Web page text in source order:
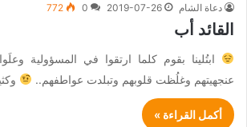
دعاة الشام 2019-07-26
0
772
القائد أب
ابتُلينا بقوم كلما ارتقوا في المسؤولية
عنجهيتهم وغلُظت قلوبهم وتبلدت عواطفهم..
أكمل القراءة »